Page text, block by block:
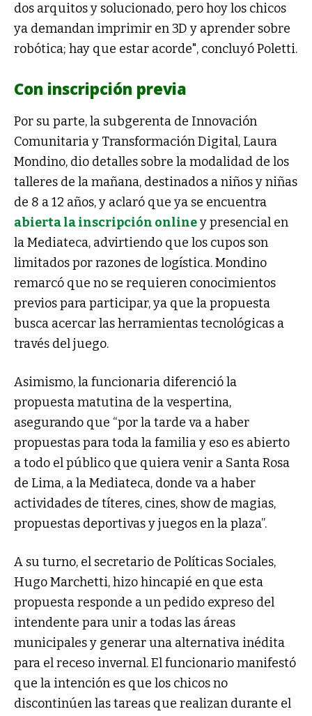
dos arquitos y solucionado, pero hoy los chicos
ya demandan imprimir en 3D y aprender sobre
robótica; hay que estar acorde", concluyó Poletti.
Con inscripción previa
Por su parte, la subgerenta de Innovación
Comunitaria y Transformación Digital, Laura
Mondino, dio detalles sobre la modalidad de los
talleres de la mañana, destinados a niños y niñas
de 8 a 12 años, y aclaró que ya se encuentra
abierta la inscripción onliney presencial en
la Mediateca, advirtiendo que los cupos son
limitados por razones de logística. Mondino
remarcó que no se requieren conocimientos
previos para participar, ya que la propuesta
busca acercar las herramientas tecnológicas a
través del juego.
Asimismo, la funcionaria diferenció la
propuesta matutina de la vespertina,
asegurando que “por la tarde va a haber
propuestas para toda la familia y eso es abierto
a todo el público que quiera venir a Santa Rosa
de Lima, a la Mediateca, donde va a haber
actividades de títeres, cines, show de magias,
propuestas deportivas y juegos en la plaza”.
A su turno, el secretario de Políticas Sociales,
Hugo Marchetti, hizo hincapié en que esta
propuesta responde a un pedido expreso del
intendente para unir a todas las áreas
municipales y generar una alternativa inédita
para el receso invernal. El funcionario manifestó
que la intención es que los chicos no
discontinúen las tareas que realizan durante el